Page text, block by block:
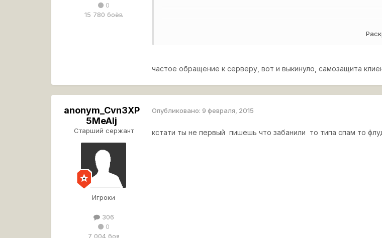
0
15 780 боёв
61407400-1423511531_thumb.jpg(есть все последние реплеи),
частое обращение к серверу, вот и выкинуло, самозащита
anonym_Cvn3XP
5MeAIj
Старший сержант
Игроки
306
0
7 004 боя
Опубликовано:9 февраля, 2015
кстати ты не первый пишешь что забанили то типа спам то